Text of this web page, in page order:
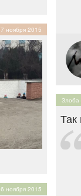
ноября 2015
ноября 2015
Злоба
Так